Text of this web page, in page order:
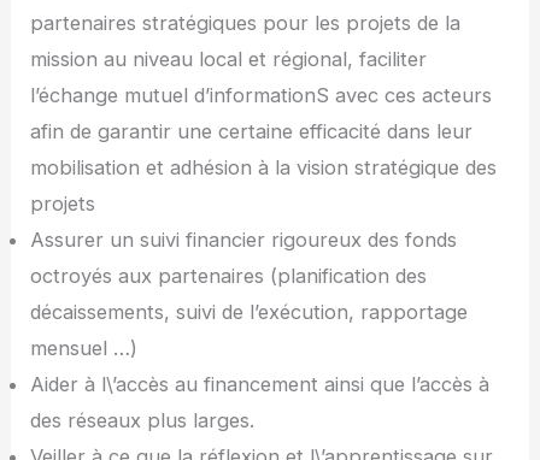
partenaires stratégiques pour les projets de la
mission au niveau local et régional, faciliter
l’échange mutuel d’informationS avec ces acteurs
afin de garantir une certaine efficacité dans leur
mobilisation et adhésion à la vision stratégique des
projets
Assurer un suivi financier rigoureux des fonds
octroyés aux partenaires (planification des
décaissements, suivi de l’exécution, rapportage
mensuel …)
Aider à l\’accès au financement ainsi que l’accès à
des réseaux plus larges.